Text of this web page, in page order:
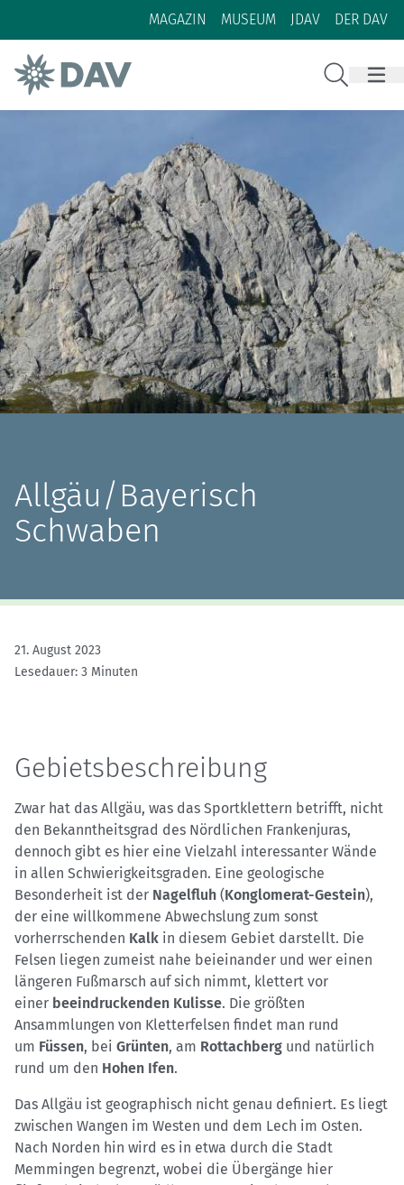
Zum Inhalt
Zur Footer-Navigation
MAGAZIN MUSEUM JDAV DER DAV
Allgäu/Bayerisch
Schwaben
21. August 2023
Lesedauer: 3 Minuten
Gebietsbeschreibung
Zwar hat das Allgäu, was das Sportklettern betrifft, nicht
den Bekanntheitsgrad des Nördlichen Frankenjuras,
dennoch gibt es hier eine Vielzahl interessanter Wände
in allen Schwierigkeitsgraden. Eine geologische
Besonderheit ist der Nagelfluh (Konglomerat-Gestein),
der eine willkommene Abwechslung zum sonst
vorherrschenden Kalk in diesem Gebiet darstellt. Die
Felsen liegen zumeist nahe beieinander und wer einen
längeren Fußmarsch auf sich nimmt, klettert vor
einer beeindruckenden Kulisse. Die größten
Ansammlungen von Kletterfelsen findet man rund
um Füssen, bei Grünten, am Rottachberg und natürlich
rund um den Hohen Ifen.
Das Allgäu ist geographisch nicht genau definiert. Es liegt
zwischen Wangen im Westen und dem Lech im Osten.
Nach Norden hin wird es in etwa durch die Stadt
Memmingen begrenzt, wobei die Übergänge hier